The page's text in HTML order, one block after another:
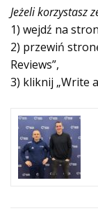
Jeżeli korzystasz
1) wejdź na
2) przewiń
Reviews”,
3) kliknij „Write